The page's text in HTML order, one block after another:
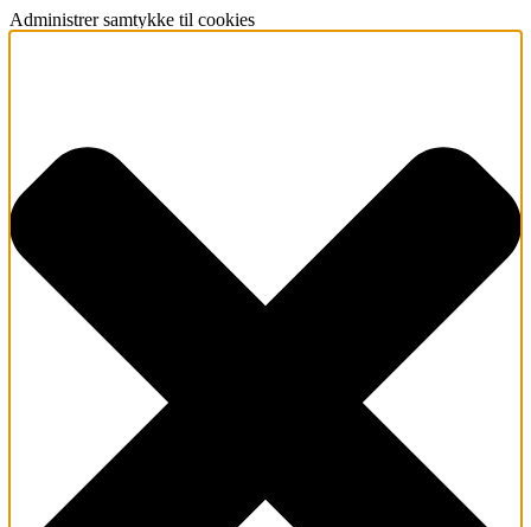
Administrer samtykke til cookies